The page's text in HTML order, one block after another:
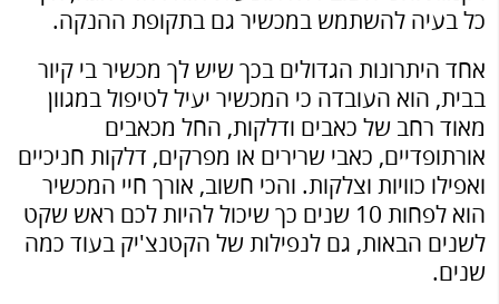
כל בעיה להשתמש במכשיר גם בתקופת ההנקה.
אחד היתרונות הגדולים בכך שיש לך מכשיר בי קיור
בבית, הוא העובדה כי המכשיר יעיל לטיפול במגוון
מאוד רחב של כאבים ודלקות, החל מכאבים
אורתופדיים, כאבי שרירים או מפרקים, דלקות חניכיים
ואפילו כוויות וצלקות. והכי חשוב, אורך חיי המכשיר
הוא לפחות 10 שנים כך שיכול להיות לכם ראש שקט
לשנים הבאות, גם לנפילות של הקטנצ'יק בעוד כמה
שנים.